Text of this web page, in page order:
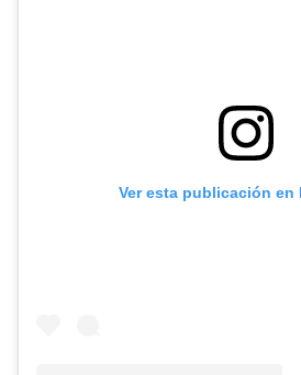
Ver esta publicación en